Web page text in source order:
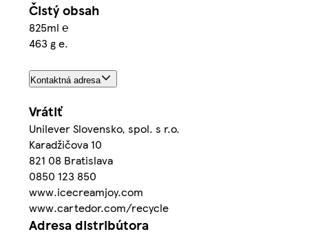
Čistý obsah
825ml ℮
463 g e.
Kontaktná adresa
Vrátiť
Unilever Slovensko, spol. s r.o.
Karadžičova 10
821 08 Bratislava
0850 123 850
www.icecreamjoy.com
www.cartedor.com/recycle
Adresa distribútora